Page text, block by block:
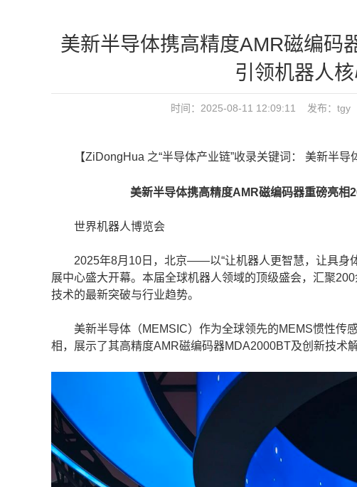
美新半导体携高精度AMR磁编码
引领机器人
时间：2025-08-11 12:09:11 发布：
【ZiDongHua 之“半导体产业链”收录关键词： ​​美新半导
美新半导体携高精度AMR磁编码器重磅亮相
世界机器人博览会
2025年8月10日，北京——以“让机器人更智慧，让具身体
展中心盛大开幕。本届全球机器人领域的顶级盛会，汇聚
技术的最新突破与行业趋势。
美新半导体（MEMSIC）作为全球领先的MEMS惯性传
相，展示了其高精度AMR磁编码器MDA2000BT及创新技术